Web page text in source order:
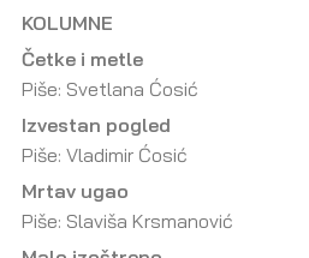
KOLUMNE
Četke i metle
Piše: Svetlana Ćosić
Izvestan pogled
Piše: Vladimir Ćosić
Mrtav ugao
Piše: Slaviša Krsmanović